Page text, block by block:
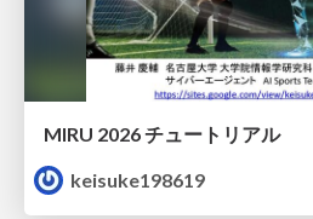
MIRU 2026 チュートリアル
keisuke198619